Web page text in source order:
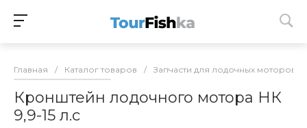
Главная / Каталог товаров / Запчасти для лодочных моторов
Кронштейн лодочного мотора НК
9,9-15 л.с